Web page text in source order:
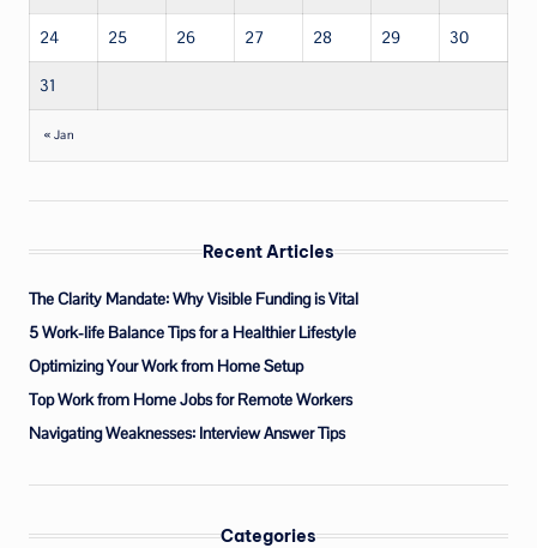
24 25 26 27 28 29 30
31
« Jan
Recent Articles
The Clarity Mandate: Why Visible Funding is Vital
5 Work-life Balance Tips for a Healthier Lifestyle
Optimizing Your Work from Home Setup
Top Work from Home Jobs for Remote Workers
Navigating Weaknesses: Interview Answer Tips
Categories